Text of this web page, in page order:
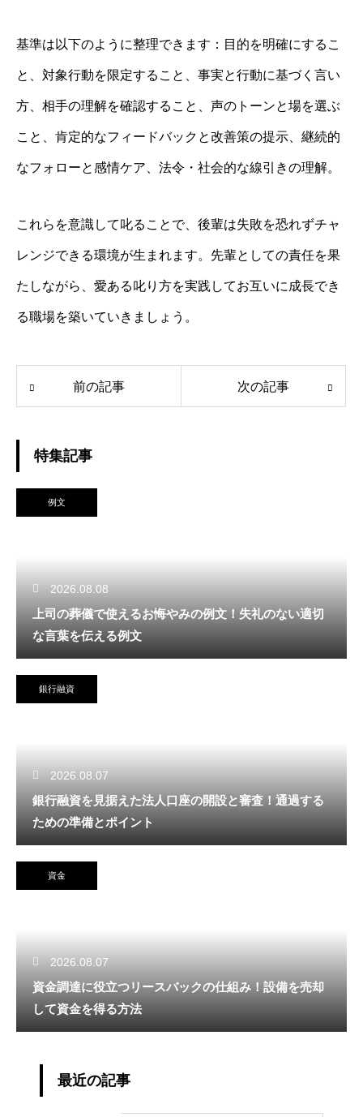
基準は以下のように整理できます：目的を明確にするこ
と、対象行動を限定すること、事実と行動に基づく言い
方、相手の理解を確認すること、声のトーンと場を選ぶ
こと、肯定的なフィードバックと改善策の提示、継続的
なフォローと感情ケア、法令・社会的な線引きの理解。
これらを意識して叱ることで、後輩は失敗を恐れずチャ
レンジできる環境が生まれます。先輩としての責任を果
たしながら、愛ある叱り方を実践してお互いに成長でき
る職場を築いていきましょう。
前の記事 次の記事
特集記事
例文
2026.08.08
上司の葬儀で使えるお悔やみの例文！失礼のない適切
な言葉を伝える例文
銀行融資
2026.08.07
銀行融資を見据えた法人口座の開設と審査！通過する
ための準備とポイント
資金
2026.08.07
資金調達に役立つリースバックの仕組み！設備を売却
して資金を得る方法
最近の記事